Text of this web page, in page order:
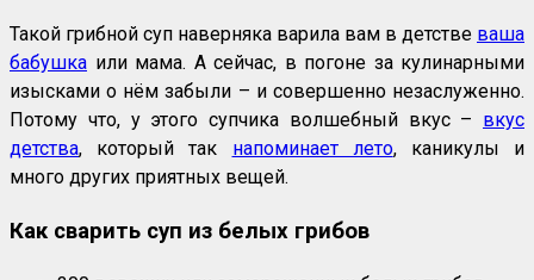
Такой грибной суп наверняка варила вам в детстве ваша
бабушка или мама. А сейчас, в погоне за кулинарными
изысками о нём забыли – и совершенно незаслуженно.
Потому что, у этого супчика волшебный вкус – вкус
детства, который так напоминает лето, каникулы и
много других приятных вещей.
Как сварить суп из белых грибов